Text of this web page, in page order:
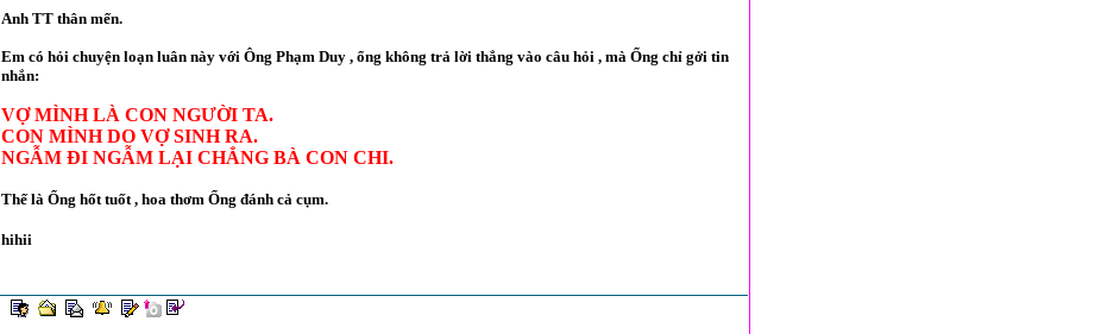
Anh TT thân mến.
Em có hỏi chuyện loạn luân này với Ông Phạm Duy , ổng không trả lời thẳng vào câu hỏi , mà Ổng chỉ gởi tin
nhắn:
VỢ MÌNH LÀ CON NGƯỜI TA.
CON MÌNH DO VỢ SINH RA.
NGẪM ĐI NGẪM LẠI CHẲNG BÀ CON CHI.
Thế là Ổng hốt tuốt , hoa thơm Ổng đánh cả cụm.
hihii